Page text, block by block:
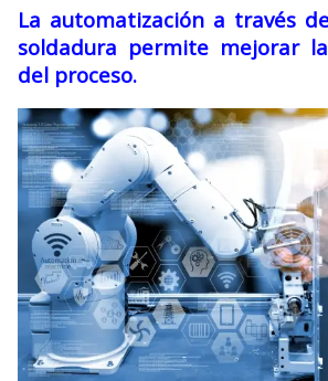
La automatización a través
soldadura permite mejorar
del proceso.